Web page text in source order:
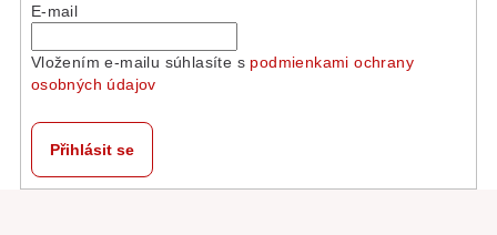
E-mail
Vložením e-mailu súhlasíte s podmienkami ochrany
osobných údajov
Přihlásit se